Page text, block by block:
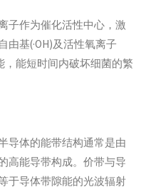
子作为催化活性中心，激
由基(·OH)及活性氧离子
，能短时间内破坏细菌的繁
导体的能带结构通常是由
高能导带构成。价带与导
于导体带隙能的光波辐射